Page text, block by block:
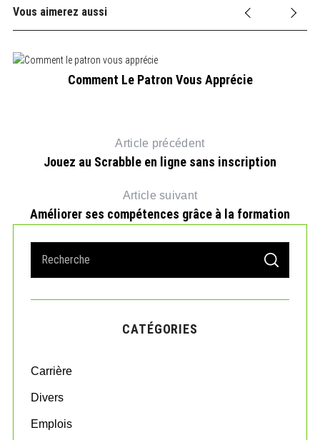
Vous aimerez aussi
Comment Le Patron Vous Apprécie
Article précédent
Jouez au Scrabble en ligne sans inscription
Article suivant
Améliorer ses compétences grâce à la formation
a
r
o
:
S
A
C
CATÉGORIES
Carrière
Divers
Emplois